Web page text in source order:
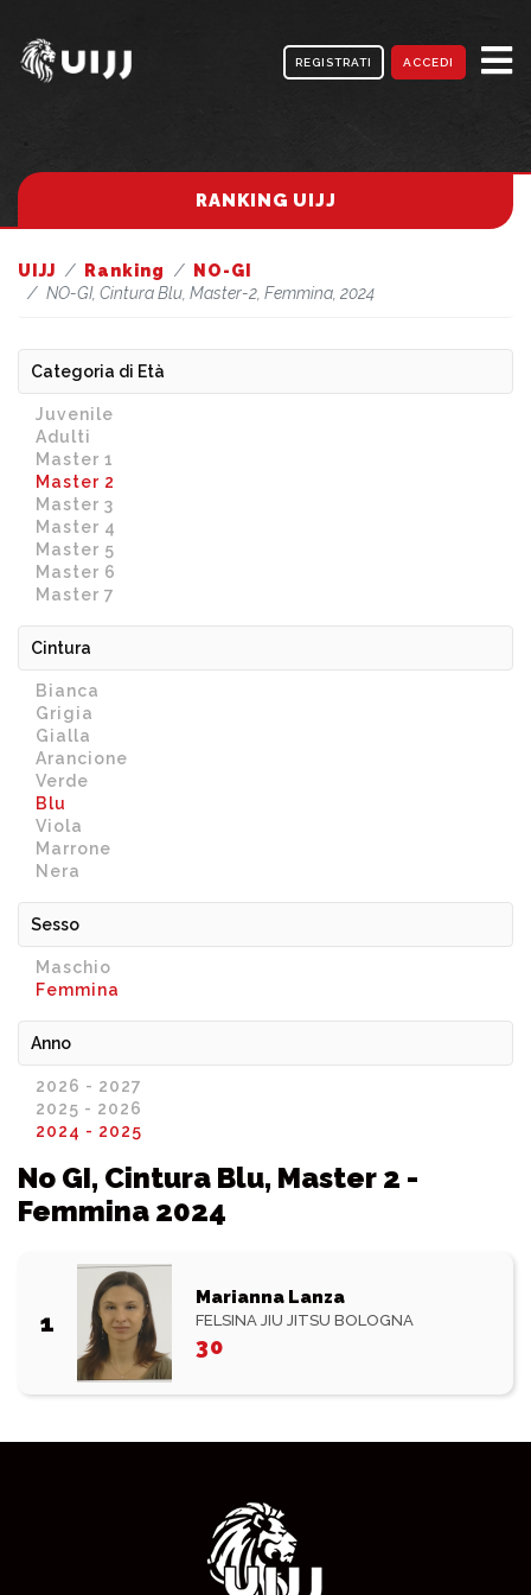
REGISTRATI ACCEDI
RANKING UIJJ
UIJJ Ranking
NO-GI
NO-GI, Cintura Blu, Master-2, Femmina, 2024
Categoria di Età
Juvenile
Adulti
Master 1
Master 2
Master 3
Master 4
Master 5
Master 6
Master 7
Cintura
Bianca
Grigia
Gialla
Arancione
Verde
Blu
Viola
Marrone
Nera
Sesso
Maschio
Femmina
Anno
2026 - 2027
2025 - 2026
2024 - 2025
No GI, Cintura Blu, Master 2 -
Femmina 2024
1
Marianna Lanza
FELSINA JIU JITSU BOLOGNA
30